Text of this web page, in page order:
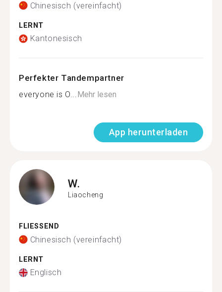
Chinesisch (vereinfacht)
LERNT
Kantonesisch
Perfekter Tandempartner
everyone is O...Mehr lesen
App herunterladen
W.
Liaocheng
FLIESSEND
Chinesisch (vereinfacht)
LERNT
Englisch